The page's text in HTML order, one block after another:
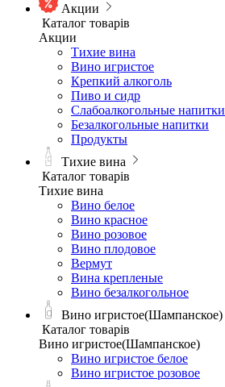
Акции
Каталог товарів
Акции
Тихие вина
Вино игристое
Крепкий алкоголь
Пиво и сидр
Слабоалкогольные напитки
Безалкогольные напитки
Продукты
Тихие вина
Каталог товарів
Тихие вина
Вино белое
Вино красное
Вино розовое
Вино плодовое
Вермут
Вина крепленые
Вино безалкогольное
Вино игристое(Шампанское)
Каталог товарів
Вино игристое(Шампанское)
Вино игристое белое
Вино игристое розовое